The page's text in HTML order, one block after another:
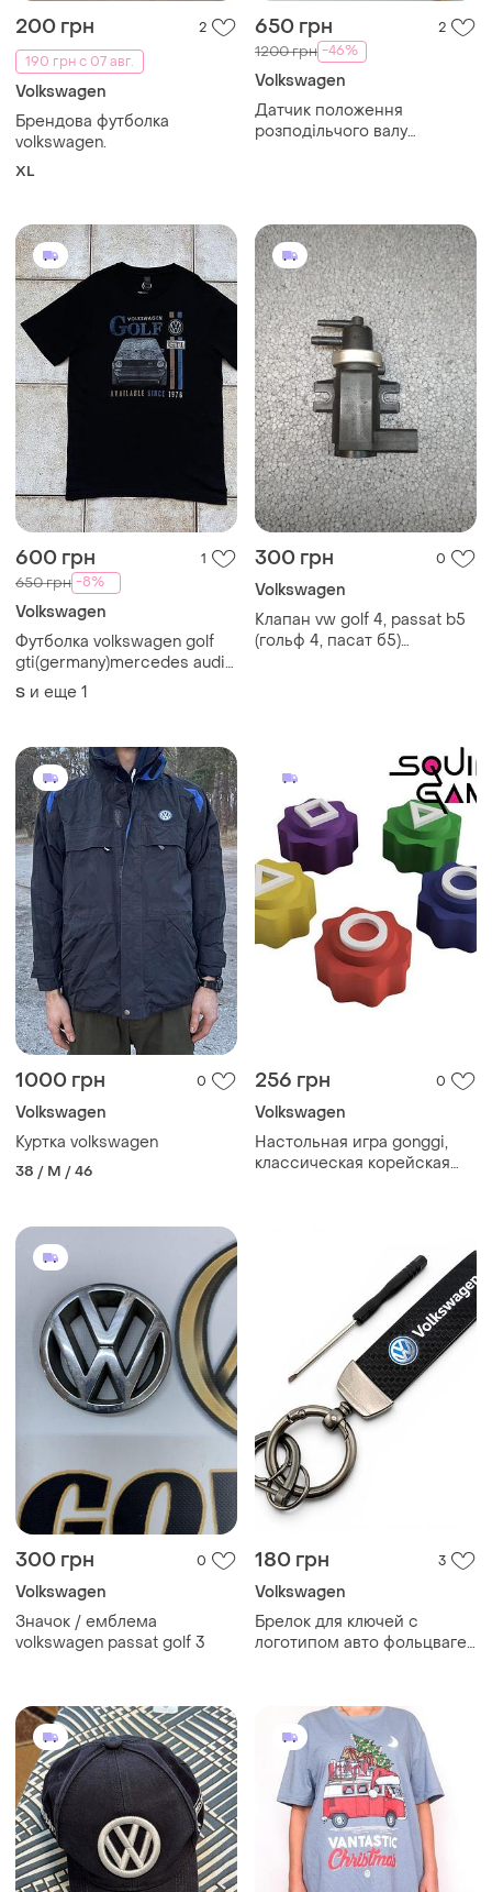
200 грн
2
190 грн с 07 авг.
Volkswagen
Брендова футболка
volkswagen.
XL
650 грн 2
1200 грн -46%
Volkswagen
Датчик положення
розподільчого валу
600 грн 1
650 грн -8%
Volkswagen
Футболка volkswagen golf
gti(germany)mercedes audi
nike adidas puma reebok
mizuno new balance under
tnf salomon napapijri
S и еще 1
300 грн 0
Volkswagen
Клапан vw golf 4, passat b5
(гольф 4, пасат б5)
1000 грн 0
Volkswagen
Куртка volkswagen
38 / M / 46
256 грн 0
Volkswagen
Настольная игра gonggi,
классическая корейская
300 грн 0
Volkswagen
Значок / емблема
volkswagen passat golf 3
180 грн 3
Volkswagen
Брелок для ключей с
логотипом авто фольцваген